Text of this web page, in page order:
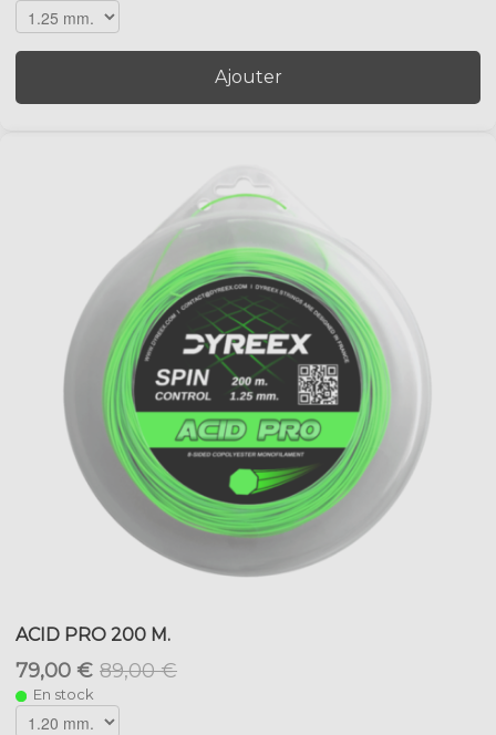
Ajouter
ACID PRO 200 M.
79,00 € 89,00 €
En stock